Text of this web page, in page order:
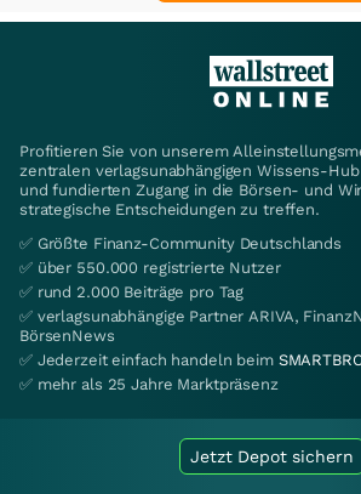
Profitieren Sie von unserem
zentralen verlagsunabhängigen Wissens-
und fundierten Zugang in die Börsen- und
strategische Entscheidungen zu treffen.
✅ Größte Finanz-Community Deutschlands
✅ über 550.000 registrierte Nutzer
✅ rund 2.000 Beiträge pro Tag
✅ verlagsunabhängige Partner ARIVA,
BörsenNews
✅ Jederzeit einfach handeln beim
✅ mehr als 25 Jahre Marktpräsenz
Jetzt Depot sichern